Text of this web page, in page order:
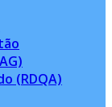
(RDQA)